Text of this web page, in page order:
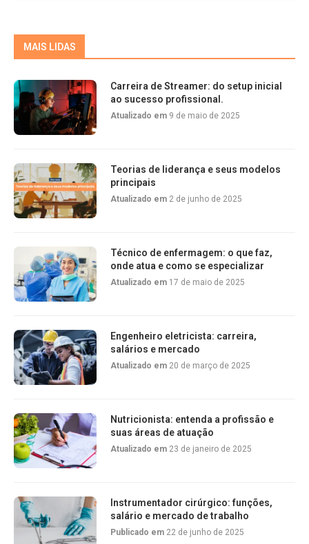
MAIS LIDAS
Carreira de Streamer: do setup inicial
ao sucesso profissional.
Atualizado em 9 de maio de 2025
Teorias de liderança e seus modelos
principais
Atualizado em 2 de junho de 2025
Técnico de enfermagem: o que faz,
onde atua e como se especializar
Atualizado em 17 de maio de 2025
Engenheiro eletricista: carreira,
salários e mercado
Atualizado em 20 de março de 2025
Nutricionista: entenda a profissão e
suas áreas de atuação
Atualizado em 23 de janeiro de 2025
Instrumentador cirúrgico: funções,
salário e mercado de trabalho
Publicado em 22 de junho de 2025